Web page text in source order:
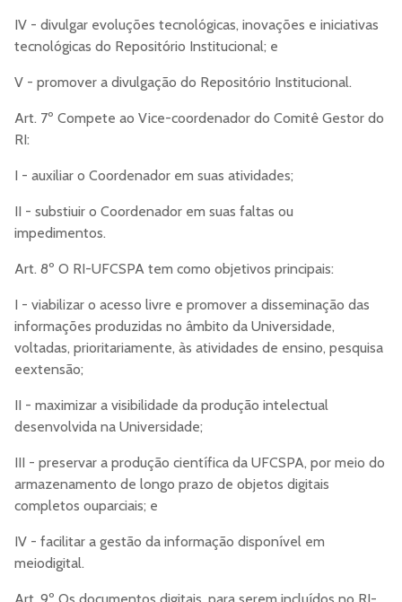
IV - divulgar evoluções tecnológicas, inovações e iniciativas
tecnológicas do Repositório Institucional; e
V - promover a divulgação do Repositório Institucional.
Art. 7º Compete ao Vice-coordenador do Comitê Gestor do
RI:
I - auxiliar o Coordenador em suas atividades;
II - substiuir o Coordenador em suas faltas ou
impedimentos.
Art. 8º O RI-UFCSPA tem como objetivos principais:
I - viabilizar o acesso livre e promover a disseminação das
informações produzidas no âmbito da Universidade,
voltadas, prioritariamente, às atividades de ensino, pesquisa
eextensão;
II - maximizar a visibilidade da produção intelectual
desenvolvida na Universidade;
III - preservar a produção científica da UFCSPA, por meio do
armazenamento de longo prazo de objetos digitais
completos ouparciais; e
IV - facilitar a gestão da informação disponível em
meiodigital.